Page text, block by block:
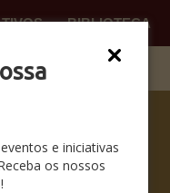
e iniciativas
os nossos
BIBLIOTECA